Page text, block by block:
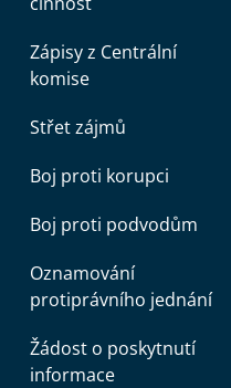
Zápisy z Centrální
komise
Střet zájmů
Boj proti korupci
Boj proti podvodům
Oznamování
protiprávního jednání
Žádost o poskytnutí
informace